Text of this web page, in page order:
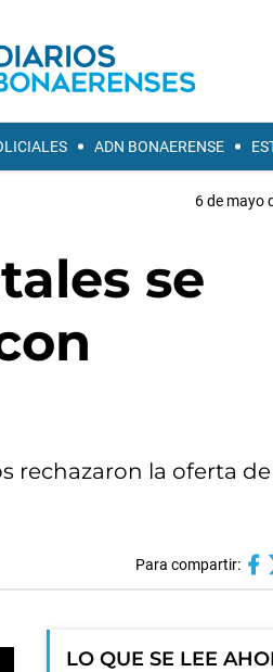
ADN BONAERENSE
6 de mayo
se
rechazaron la oferta
Para compartir:
LO QUE SE LEE